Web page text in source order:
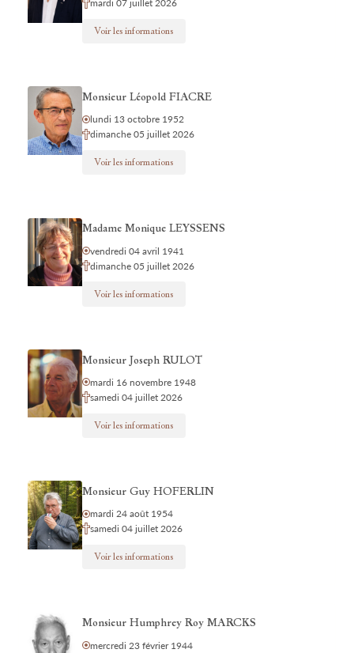
mardi 07 juillet 2026
Voir les informations
Monsieur Léopold FIACRE
lundi 13 octobre 1952
dimanche 05 juillet 2026
Voir les informations
Madame Monique LEYSSENS
vendredi 04 avril 1941
dimanche 05 juillet 2026
Voir les informations
Monsieur Joseph RULOT
mardi 16 novembre 1948
samedi 04 juillet 2026
Voir les informations
Monsieur Guy HOFERLIN
mardi 24 août 1954
samedi 04 juillet 2026
Voir les informations
Monsieur Humphrey Roy MARCKS
mercredi 23 février 1944